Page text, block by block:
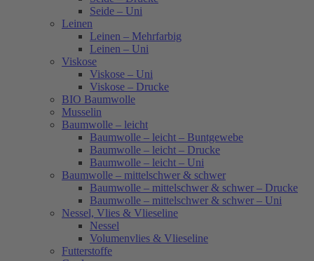
Seide – Uni
Leinen
Leinen – Mehrfarbig
Leinen – Uni
Viskose
Viskose – Uni
Viskose – Drucke
BIO Baumwolle
Musselin
Baumwolle – leicht
Baumwolle – leicht – Buntgewebe
Baumwolle – leicht – Drucke
Baumwolle – leicht – Uni
Baumwolle – mittelschwer & schwer
Baumwolle – mittelschwer & schwer – Drucke
Baumwolle – mittelschwer & schwer – Uni
Nessel, Vlies & Vlieseline
Nessel
Volumenvlies & Vlieseline
Futterstoffe